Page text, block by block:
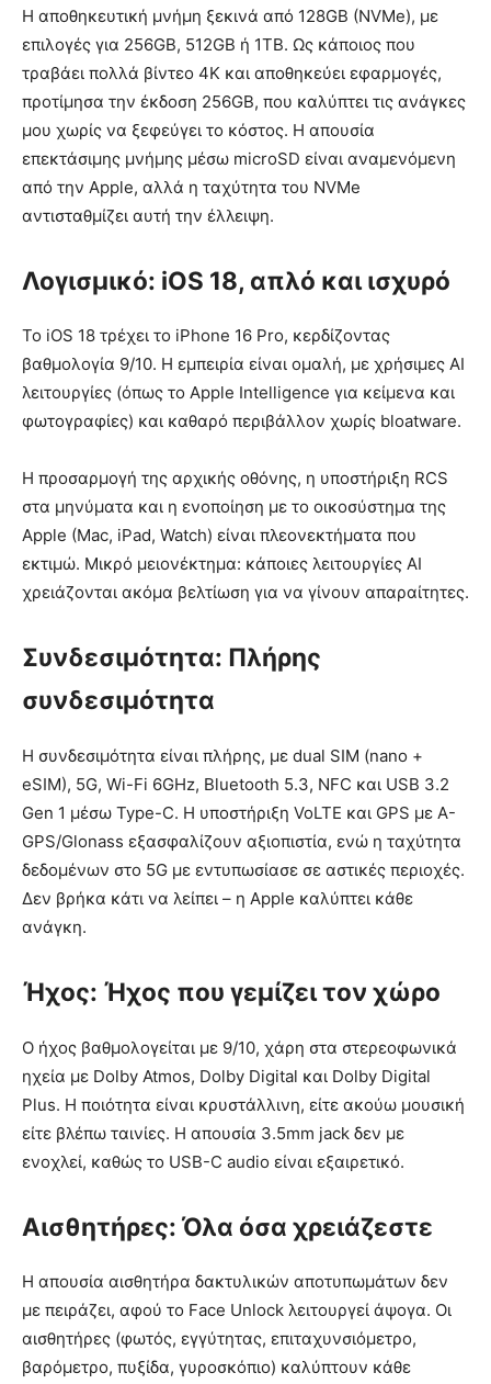
Η αποθηκευτική μνήμη ξεκινά από 128GB (NVMe), με
επιλογές για 256GB, 512GB ή 1TB. Ως κάποιος που
τραβάει πολλά βίντεο 4K και αποθηκεύει εφαρμογές,
προτίμησα την έκδοση 256GB, που καλύπτει τις ανάγκες
μου χωρίς να ξεφεύγει το κόστος. Η απουσία
επεκτάσιμης μνήμης μέσω microSD είναι αναμενόμενη
από την Apple, αλλά η ταχύτητα του NVMe
αντισταθμίζει αυτή την έλλειψη.
Λογισμικό: iOS 18, απλό και ισχυρό
Το iOS 18 τρέχει το iPhone 16 Pro, κερδίζοντας
βαθμολογία 9/10. Η εμπειρία είναι ομαλή, με χρήσιμες AI
λειτουργίες (όπως το Apple Intelligence για κείμενα και
φωτογραφίες) και καθαρό περιβάλλον χωρίς bloatware.
Η προσαρμογή της αρχικής οθόνης, η υποστήριξη RCS
στα μηνύματα και η ενοποίηση με το οικοσύστημα της
Apple (Mac, iPad, Watch) είναι πλεονεκτήματα που
εκτιμώ. Μικρό μειονέκτημα: κάποιες λειτουργίες AI
χρειάζονται ακόμα βελτίωση για να γίνουν απαραίτητες.
Συνδεσιμότητα: Πλήρης
συνδεσιμότητα
Η συνδεσιμότητα είναι πλήρης, με dual SIM (nano +
eSIM), 5G, Wi-Fi 6GHz, Bluetooth 5.3, NFC και USB 3.2
Gen 1 μέσω Type-C. Η υποστήριξη VoLTE και GPS με A-
GPS/Glonass εξασφαλίζουν αξιοπιστία, ενώ η ταχύτητα
δεδομένων στο 5G με εντυπωσίασε σε αστικές περιοχές.
Δεν βρήκα κάτι να λείπει – η Apple καλύπτει κάθε
ανάγκη.
Ήχος: Ήχος που γεμίζει τον χώρο
Ο ήχος βαθμολογείται με 9/10, χάρη στα στερεοφωνικά
ηχεία με Dolby Atmos, Dolby Digital και Dolby Digital
Plus. Η ποιότητα είναι κρυστάλλινη, είτε ακούω μουσική
είτε βλέπω ταινίες. Η απουσία 3.5mm jack δεν με
ενοχλεί, καθώς το USB-C audio είναι εξαιρετικό.
Αισθητήρες: Όλα όσα χρειάζεστε
Η απουσία αισθητήρα δακτυλικών αποτυπωμάτων δεν
με πειράζει, αφού το Face Unlock λειτουργεί άψογα. Οι
αισθητήρες (φωτός, εγγύτητας, επιταχυνσιόμετρο,
βαρόμετρο, πυξίδα, γυροσκόπιο) καλύπτουν κάθε